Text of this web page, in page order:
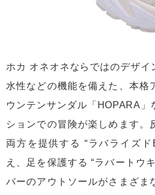
ホカ オネオネならではのデザイ
水性などの機能を備えた、本格
ウンテンサンダル「HOPARA」
ションでの冒険が楽しめます。
両方を提供する “ラバライズ
え、足を保護する “ラバートウ
バーのアウトソールがさまざま